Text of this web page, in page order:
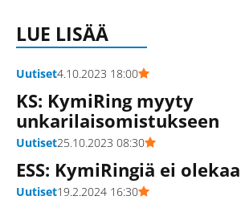
LUE LISÄÄ
Uutiset4.10.2023 18:00
KS: KymiRing myyty
unkarilaisomistukseen
Uutiset25.10.2023 08:30
ESS: KymiRingiä ei
Uutiset19.2.2024 16:30